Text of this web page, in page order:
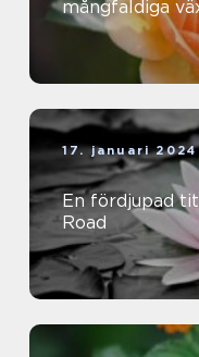
mångfaldiga
17. januari 2024
En fördjupad
Road